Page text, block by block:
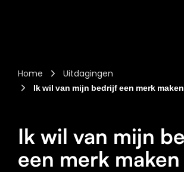
Home
Uitdagingen
Ik wil van mijn bedrijf een merk maken
Ik wil van mijn
een merk maken